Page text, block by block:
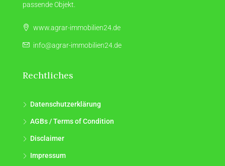
passende Objekt.
www.agrar-immobilien24.de
info@agrar-immobilien24.de
Rechtliches
Datenschutzerklärung
AGBs / Terms of Condition
Disclaimer
Impressum